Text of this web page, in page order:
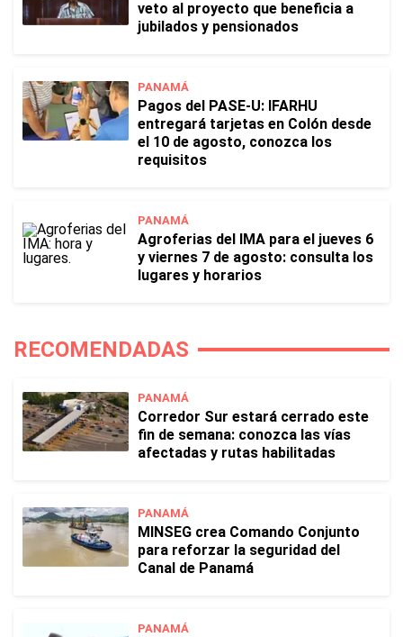
veto al proyecto que beneficia a
jubilados y pensionados
PANAMÁ
Pagos del PASE-U: IFARHU
entregará tarjetas en Colón desde
el 10 de agosto, conozca los
requisitos
PANAMÁ
Agroferias del IMA para el jueves 6
y viernes 7 de agosto: consulta los
lugares y horarios
RECOMENDADAS
PANAMÁ
Corredor Sur estará cerrado este
fin de semana: conozca las vías
afectadas y rutas habilitadas
PANAMÁ
MINSEG crea Comando Conjunto
para reforzar la seguridad del
Canal de Panamá
PANAMÁ